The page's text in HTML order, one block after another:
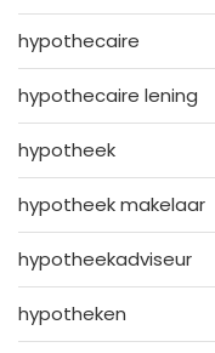
hypothecaire
hypothecaire lening
hypotheek
hypotheek makelaar
hypotheekadviseur
hypotheken